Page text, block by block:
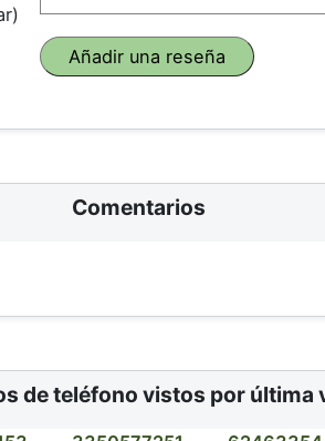
Comentarios
de teléfono vistos por última